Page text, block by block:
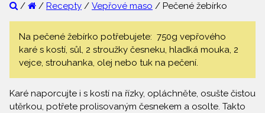
/ / Recepty / Vepřové maso / Pečené žebírko
Na pečené žebírko potřebujete: 750g vepřového
karé s kostí, sůl, 2 stroužky česneku, hladká mouka, 2
vejce, strouhanka, olej nebo tuk na pečení.
Karé naporcujte i s kostí na řízky, opláchněte, osušte čistou
utěrkou, potřete prolisovaným česnekem a osolte. Takto